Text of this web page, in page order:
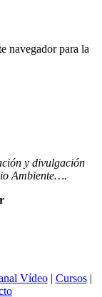
navegador para la
y divulgación
Ambiente….
Vídeo| Cursos|